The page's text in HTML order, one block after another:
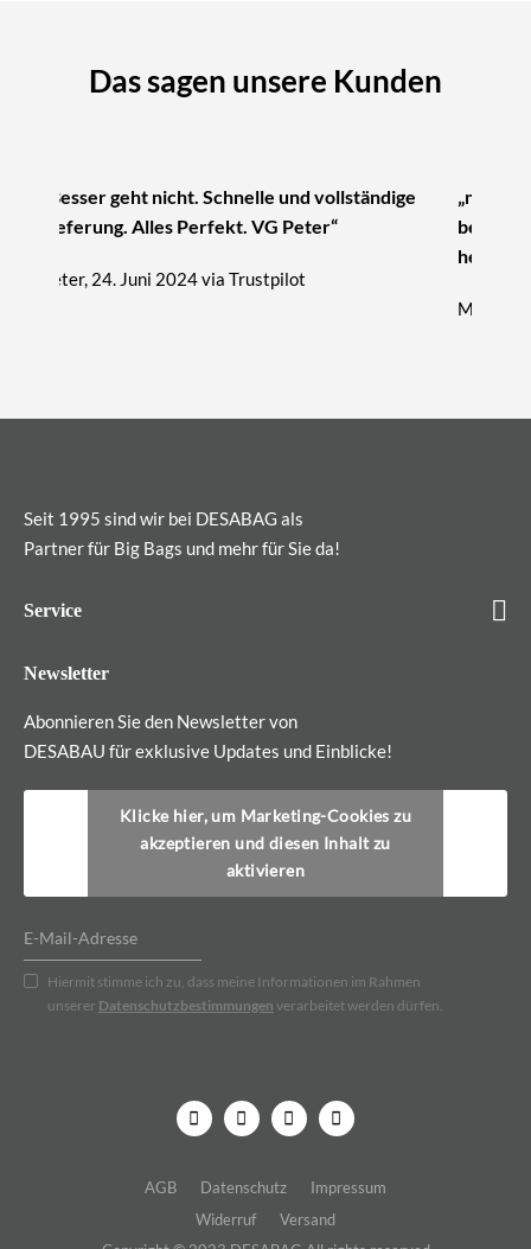
Das sagen unsere Kunden
„Besser geht nicht. Schnelle und vollständige
Lieferung. Alles Perfekt. VG Peter“
Peter, 24. Juni 2024 via Trustpilot
„nur zu
Michael,
Seit 1995 sind wir bei DESABAG als
Partner für Big Bags und mehr für Sie da!
Service
Newsletter
Abonnieren Sie den Newsletter von
DESABAU für exklusive Updates und Einblicke!
Klicke hier, um Marketing-Cookies zu
akzeptieren und diesen Inhalt zu
aktivieren
Hiermit stimme ich zu, dass meine Informationen im Rahmen
unserer Datenschutzbestimmungen verarbeitet werden dürfen.
AGB Datenschutz
Impressum
Widerruf
Versand